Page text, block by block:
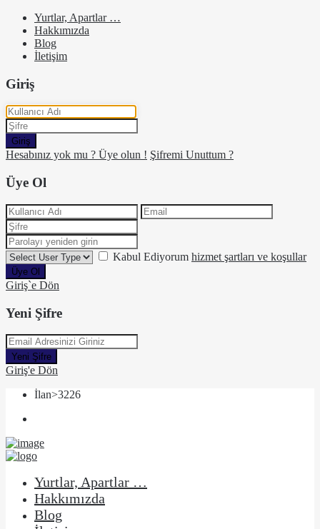
Yurtlar, Apartlar …
Hakkımızda
Blog
İletişim
Giriş
Giriş
Hesabınız yok mu ? Üye olun ! Şifremi Unuttum ?
Üye Ol
Kabul Ediyorum hizmet şartları ve koşullar
Üye Ol
Giriş`e Dön
Yeni Şifre
Yeni Şifre
Giriş'e Dön
İlan>3226
Yurtlar, Apartlar …
Hakkımızda
Blog